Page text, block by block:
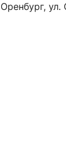
Оренбург, ул.